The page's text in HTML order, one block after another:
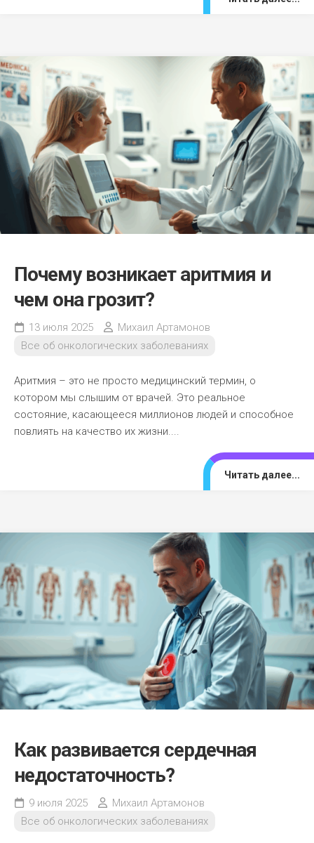
Почему возникает аритмия и
чем она грозит?
13 июля 2025
Михаил Артамонов
Все об онкологических заболеваниях
Аритмия – это не просто медицинский термин, о
котором мы слышим от врачей. Это реальное
состояние, касающееся миллионов людей и способное
повлиять на качество их жизни....
Читать далее...
Как развивается сердечная
недостаточность?
9 июля 2025
Михаил Артамонов
Все об онкологических заболеваниях